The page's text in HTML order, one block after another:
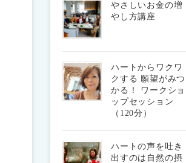
やさしいお金の増
やし方講座
ハートからワクワ
クする 願望がみつ
かる！ ワークショ
ップセッション
（120分）
ハートの声を吐き
出すのは自然の摂